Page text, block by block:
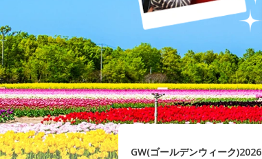
GW(ゴールデンウィーク)2026